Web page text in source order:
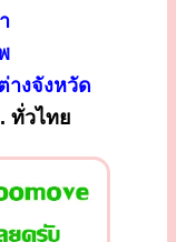
างจังหวัด
ทั่วไทย